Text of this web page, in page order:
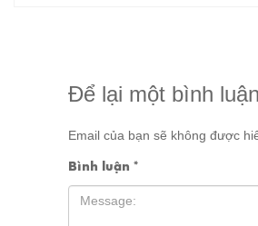
Để lại một bình luận
Email của bạn sẽ không được
Bình luận *